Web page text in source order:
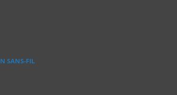
SANS‑FIL